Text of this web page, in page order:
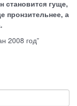
становится гуще,
пронзительнее, а
2008 год”